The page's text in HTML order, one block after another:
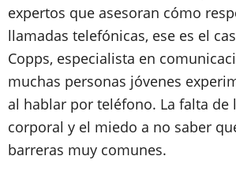
expertos que asesoran cómo
llamadas telefónicas, ese es el
Copps, especialista en
muchas personas jóvenes
al hablar por teléfono. La falta de
corporal y el miedo a no saber
barreras muy comunes.